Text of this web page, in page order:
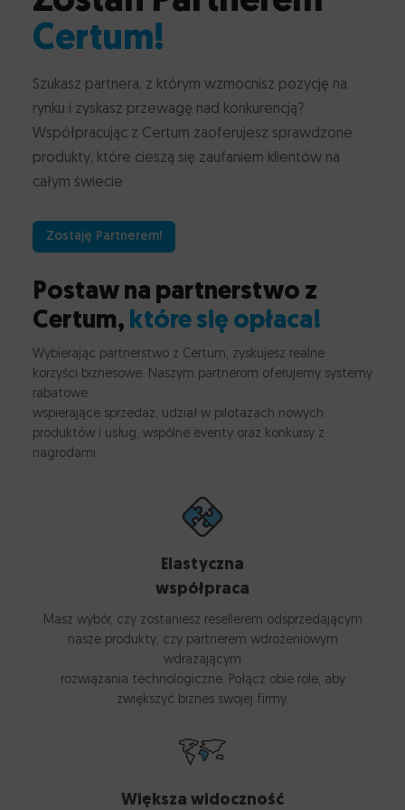
Rozwiązania dedykowane
Program Partnerski
Kontakt
Język
Ułatwienia dostępu
e-Doręczenia POLECAMY
Certyfikaty bezpieczeństwa
Gdzie możesz zastosować kwalifikowany podpis
Pieczęć elektroniczna
Pieczętuj dokumenty elektroniczne
Webnotarius
Sprawdzaj autentyczność e-podpisów i e-pieczęci
Znacznik czasu
Oznacz datę utworzenia dokumentu elektronicznego
Dodatkowe wyposażenie do czytnika lub karty
Santander
BNP Paribas
Lease Group
Echo Investment
SzuKIO.pl
Certum!
Szukasz partnera, z którym wzmocnisz pozycję na
rynku i zyskasz przewagę nad konkurencją?
Współpracując z Certum zaoferujesz sprawdzone
produkty, które cieszą się zaufaniem klientów na
całym świecie
Zostaję Partnerem!
Postaw na partnerstwo z
Certum, które się opłaca!
Wybierając partnerstwo z Certum, zyskujesz realne
korzyści biznesowe. Naszym partnerom oferujemy systemy
rabatowe
wspierające sprzedaż, udział w pilotażach nowych
produktów i usług, wspólne eventy oraz konkursy z
nagrodami
Elastyczna
współpraca
Masz wybór, czy zostaniesz resellerem odsprzedającym
nasze produkty, czy partnerem wdrożeniowym
wdrażającym
rozwiązania technologiczne. Połącz obie role, aby
zwiększyć biznes swojej firmy.
Większa widoczność